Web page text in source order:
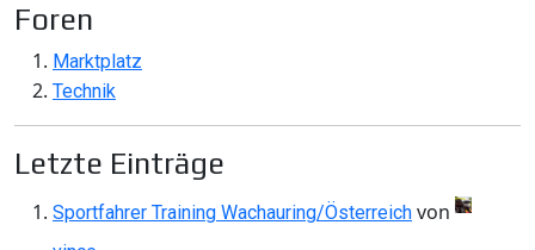
Foren
Marktplatz
Technik
Letzte Einträge
Sportfahrer Training Wachauring/Österreich von